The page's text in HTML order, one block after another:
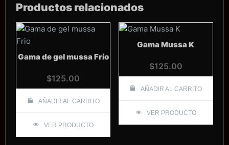
Productos relacionados
Gama de gel mussa Frio
$125.00
AÑADIR AL CARRITO
VER PRODUCTO
Gama Mussa K
$125.00
AÑADIR AL CARRITO
VER PRODUCTO